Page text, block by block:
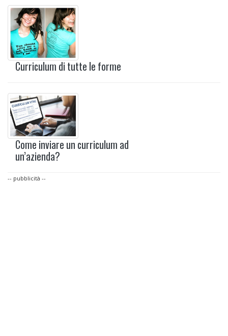
Curriculum di tutte le forme
Come inviare un curriculum ad
un’azienda?
-- pubblicità --